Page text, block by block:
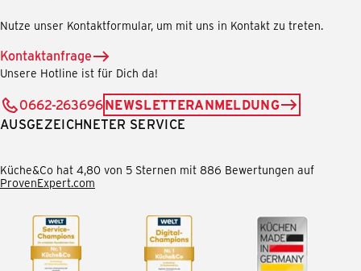
Nutze unser Kontaktformular, um mit uns in Kontakt zu treten.
Kontaktanfrage
Unsere Hotline ist für Dich da!
0662-263696NEWSLETTERANMELDUNG
AUSGEZEICHNETER SERVICE
Küche&Co hat 4,80 von 5 Sternen mit 886 Bewertungen auf
ProvenExpert.com